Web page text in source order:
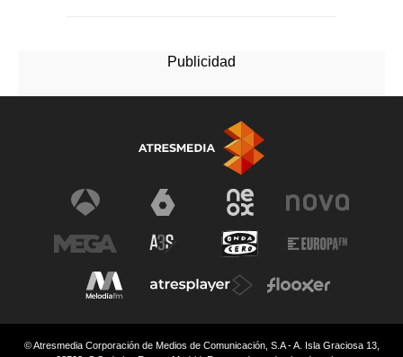
© Atresmedia Corporación de Medios de Comunicación, S.A - A. Isla Graciosa 13,